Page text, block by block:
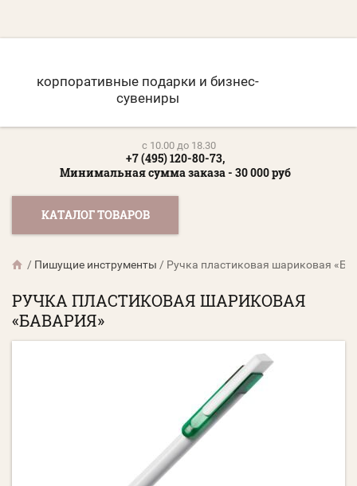
корпоративные подарки и бизнес-
сувениры
c 10.00 до 18.30
+7 (495) 120-80-73,
Минимальная сумма заказа - 30 000 руб
КАТАЛОГ ТОВАРОВ
/ Пишущие инструменты / Ручка пластиковая шариковая
РУЧКА ПЛАСТИКОВАЯ ШАРИКОВАЯ
«БАВАРИЯ»